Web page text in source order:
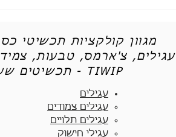
מגוון קולקציות תכשיטי
עגילים, צ'ארמס, טבעות,
תכשיטים שעושים אותך (עוד יותר) יפה - TIWIP
עגילים
עגילים צמודים​
עגילים תלויים
עגילי חישוק